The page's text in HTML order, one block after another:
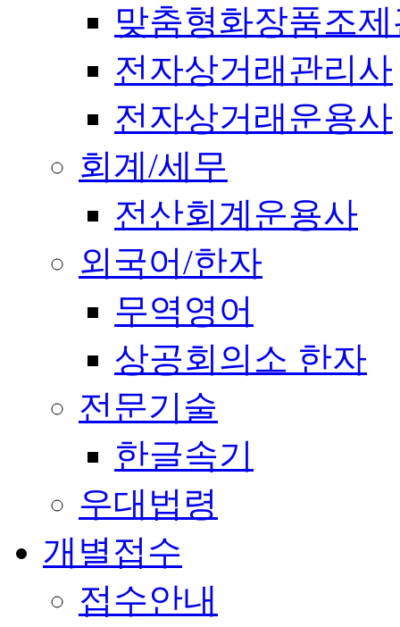
맞춤형화장품조
전자상거래관리사
전자상거래운용사
회계/세무
전산회계운용사
외국어/한자
무역영어
상공회의소 한자
전문기술
한글속기
우대법령
개별접수
접수안내